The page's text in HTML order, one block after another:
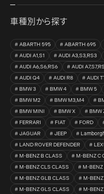
車種別から探す
ABARTH 595 ABARTH 695
AUDI A1,S1
AUDI A3,S3,RS3
AUDI A6,S6,RS6
AUDI
AUDI Q4
AUDI R8 AUDI
BMW 3
BMW 4 BMW 5
BMW M2
BMW M3,M4
BMW MINI
BMW X BMW
FERRARI
FIAT FORD
JAGUAR
JEEP
LAND ROVER DEFENDER
M-BENZ B CLASS
M-BENZ C
M-BENZ CLS CLASS
M-BENZ
M-BENZ GLB CLASS
M-BENZ
M-BENZ GLS CLASS
M-BENZ